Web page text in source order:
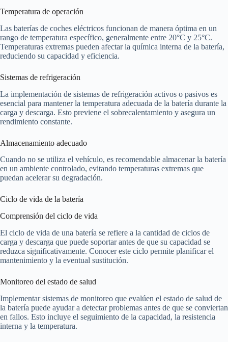
Temperatura de operación
Las baterías de coches eléctricos funcionan de manera óptima en un
rango de temperatura específico, generalmente entre 20°C y 25°C.
Temperaturas extremas pueden afectar la química interna de la batería,
reduciendo su capacidad y eficiencia.
Sistemas de refrigeración
La implementación de sistemas de refrigeración activos o pasivos es
esencial para mantener la temperatura adecuada de la batería durante la
carga y descarga. Esto previene el sobrecalentamiento y asegura un
rendimiento constante.
Almacenamiento adecuado
Cuando no se utiliza el vehículo, es recomendable almacenar la batería
en un ambiente controlado, evitando temperaturas extremas que
puedan acelerar su degradación.
Ciclo de vida de la batería
Comprensión del ciclo de vida
El ciclo de vida de una batería se refiere a la cantidad de ciclos de
carga y descarga que puede soportar antes de que su capacidad se
reduzca significativamente. Conocer este ciclo permite planificar el
mantenimiento y la eventual sustitución.
Monitoreo del estado de salud
Implementar sistemas de monitoreo que evalúen el estado de salud de
la batería puede ayudar a detectar problemas antes de que se conviertan
en fallos. Esto incluye el seguimiento de la capacidad, la resistencia
interna y la temperatura.